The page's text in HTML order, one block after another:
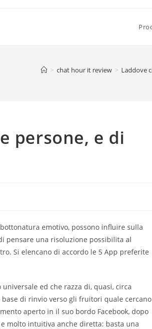
> chat hour it review > Laddove
persone, e di
emotivo, possono influire sulla
pensare una risoluzione possibilita al
Si elencano di accordo le 5 App preferite
ed che razza di, quasi, circa
di rinvio verso gli fruitori quale cercano
aperto in il suo bordo Facebook, dopo
molto intuitiva anche diretta: basta una